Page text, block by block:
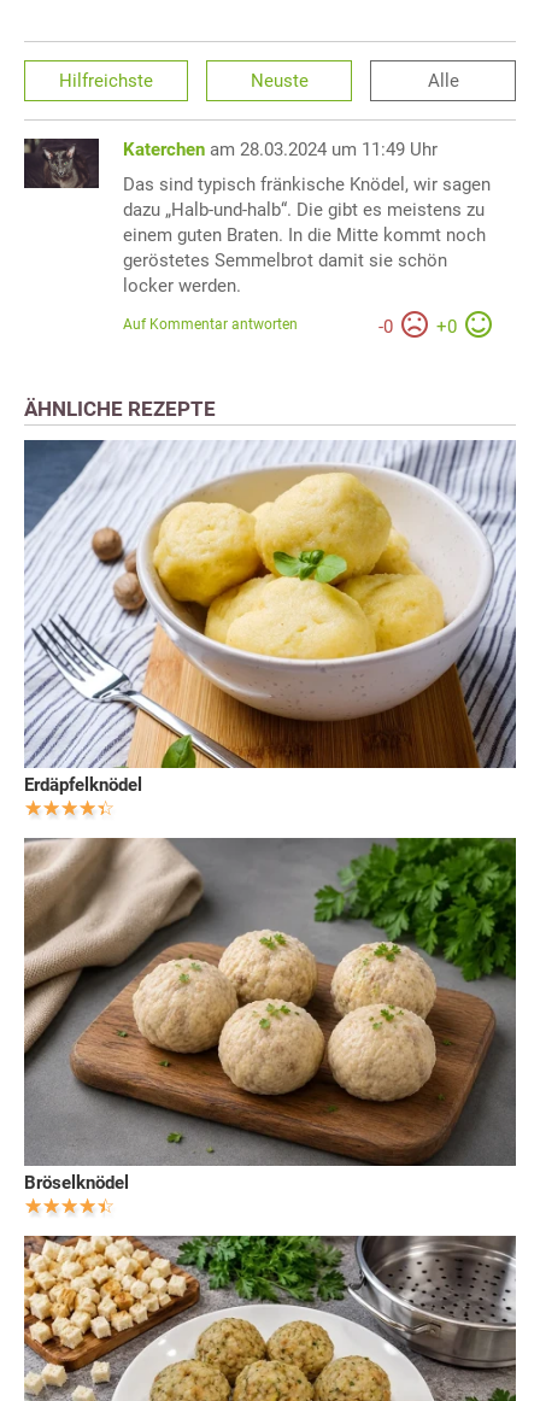
Hilfreichste Neuste Alle
Katerchen am 28.03.2024 um 11:49 Uhr
Das sind typisch fränkische Knödel, wir sagen
dazu „Halb-und-halb“. Die gibt es meistens zu
einem guten Braten. In die Mitte kommt noch
geröstetes Semmelbrot damit sie schön
locker werden.
-0 +0
Auf Kommentar antworten
ÄHNLICHE REZEPTE
Erdäpfelknödel
Bröselknödel